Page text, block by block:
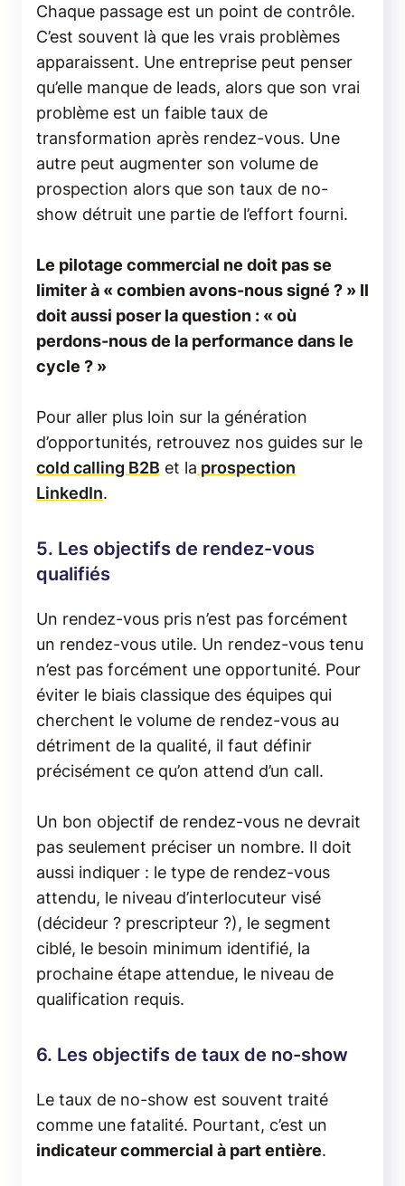
Chaque passage est un point de contrôle.
C’est souvent là que les vrais problèmes
apparaissent. Une entreprise peut penser
qu’elle manque de leads, alors que son vrai
problème est un faible taux de
transformation après rendez-vous. Une
autre peut augmenter son volume de
prospection alors que son taux de no-
show détruit une partie de l’effort fourni.
Le pilotage commercial ne doit pas se
limiter à « combien avons-nous signé ? » Il
doit aussi poser la question : « où
perdons-nous de la performance dans le
cycle ? »
Pour aller plus loin sur la génération
d’opportunités, retrouvez nos guides sur le
cold calling B2B et la prospection
LinkedIn.
5. Les objectifs de rendez-vous
qualifiés
Un rendez-vous pris n’est pas forcément
un rendez-vous utile. Un rendez-vous tenu
n’est pas forcément une opportunité. Pour
éviter le biais classique des équipes qui
cherchent le volume de rendez-vous au
détriment de la qualité, il faut définir
précisément ce qu’on attend d’un call.
Un bon objectif de rendez-vous ne devrait
pas seulement préciser un nombre. Il doit
aussi indiquer : le type de rendez-vous
attendu, le niveau d’interlocuteur visé
(décideur ? prescripteur ?), le segment
ciblé, le besoin minimum identifié, la
prochaine étape attendue, le niveau de
qualification requis.
6. Les objectifs de taux de no-show
Le taux de no-show est souvent traité
comme une fatalité. Pourtant, c’est un
indicateur commercial à part entière.